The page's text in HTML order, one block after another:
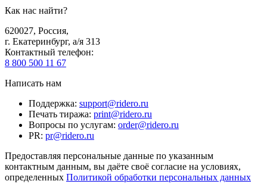
Как нас найти?
620027, Россия,
г. Екатеринбург, а/я 313
Контактный телефон:
8 800 500 11 67
Написать нам
Поддержка: support@ridero.ru
Печать тиража: print@ridero.ru
Вопросы по услугам: order@ridero.ru
PR: pr@ridero.ru
Предоставляя персональные данные по указанным
контактным данным, вы даёте своё согласие на условиях,
определенных Политикой обработки персональных данных